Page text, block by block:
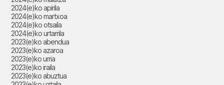
2024(e)ko apirila
2024(e)ko martxoa
2024(e)ko otsaila
2024(e)ko urtarrila
2023(e)ko abendua
2023(e)ko azaroa
2023(e)ko urria
2023(e)ko iraila
2023(e)ko abuztua